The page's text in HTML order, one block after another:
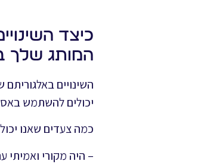
המותג שלך
השינויים
יכולים להשתמש
כמה צעדים שאנו
– היה מקורי ואמיתי